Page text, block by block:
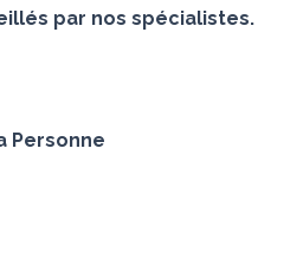
par nos spécialistes.
Personne